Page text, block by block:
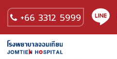
+66 3312 5999